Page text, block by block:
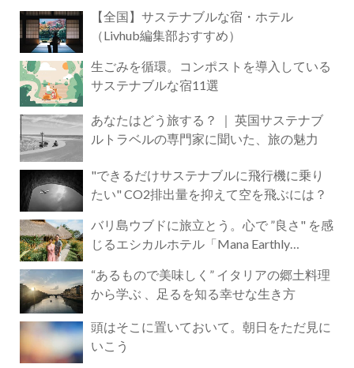
【全国】サステナブルな宿・ホテル
（Livhub編集部おすすめ）
生ごみを循環。コンポストを導入している
サステナブルな宿11選
あなたはどう旅する？ ｜ 英国サステナブ
ルトラベルの専門家に聞いた、旅の魅力
"できるだけサステナブルに飛行機に乗り
たい" CO2排出量を抑えて空を飛ぶには？
バリ島ウブドに旅立とう。心で ”良さ" を感
じるエシカルホテル「Mana Earthly
“あるもので美味しく” イタリアの郷土料理
から学ぶ 、足るを知る幸せな生き方
頭はそこに置いておいて。朝日をただ見に
いこう